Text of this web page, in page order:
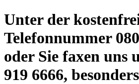
Unter der
Telefonnummer
oder Sie faxen uns
919 6666,